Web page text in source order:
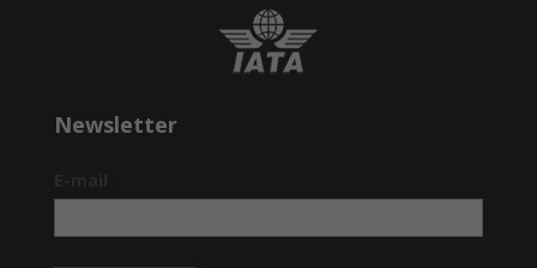
Newsletter